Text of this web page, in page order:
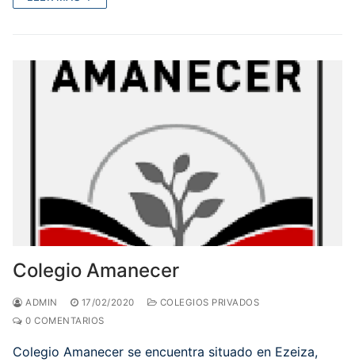
Colegio Amanecer
ADMIN 17/02/2020
COLEGIOS PRIVADOS
0 COMENTARIOS
Colegio Amanecer se encuentra situado en Ezeiza,